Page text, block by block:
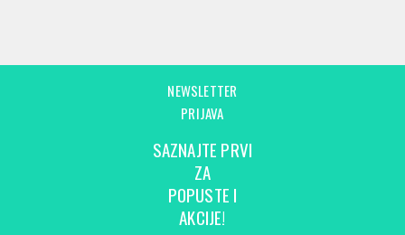
NEWSLETTER
PRIJAVA
SAZNAJTE PRVI
ZA
POPUSTE I
AKCIJE!